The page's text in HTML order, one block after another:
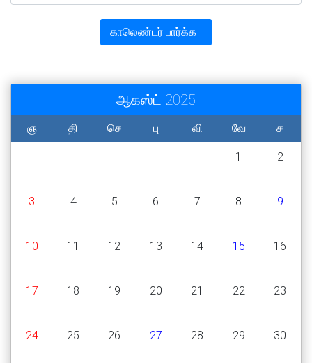
ஆகஸ்ட் 2025
ஞ தி செ பு வி வே ச
1 2
3 4 5 6 7 8 9
10 11 12 13 14 15 16
17 18 19 20 21 22 23
24 25 26 27 28 29 30